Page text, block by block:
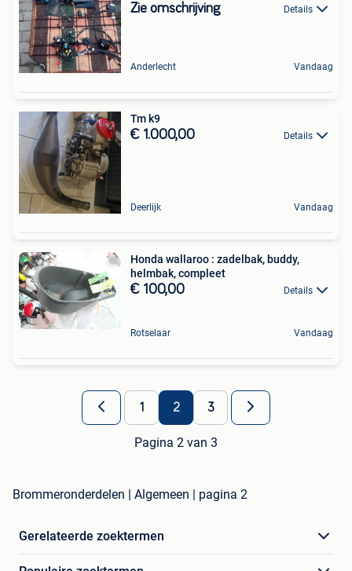
Zie omschrijving Details
Anderlecht Vandaag
Tm k9
€ 1.000,00 Details
Deerlijk Vandaag
Honda wallaroo : zadelbak, buddy,
helmbak, compleet
€ 100,00 Details
Rotselaar Vandaag
1 2 3
Pagina 2 van 3
Brommeronderdelen | Algemeen | pagina 2
Gerelateerde zoektermen